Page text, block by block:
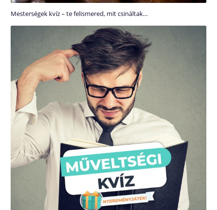
Mesterségek kvíz – te felismered, mit csináltak…